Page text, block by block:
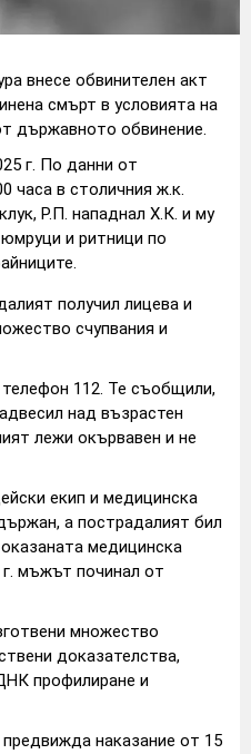
внесе обвинителен акт
смърт в условията на
държавното обвинение.
г. По данни от
часа в столичния ж.к.
Р.П. нападнал Х.К. и му
и ритници по
получил лицева и
счупвания и
112. Те съобщили,
над възрастен
лежи окървавен и не
екип и медицинска
а пострадалият бил
медицинска
мъжът починал от
множество
доказателства,
профилиране и
наказание от 15